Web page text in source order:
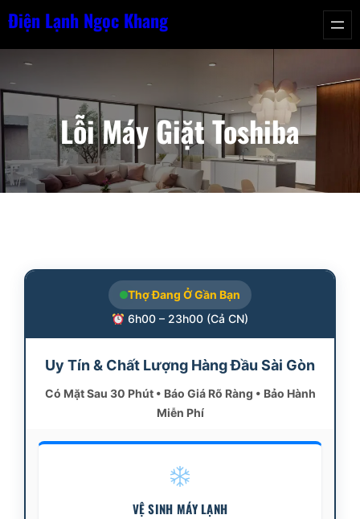
Chuyển
nội
Điện Lạnh Ngọc Khang
Lỗi Máy Giặt Toshiba
Thợ Đang Ở Gần Bạn
6h00 – 23h00 (Cả CN)
Uy Tín & Chất Lượng Hàng Đầu Sài Gòn
Có Mặt Sau 30 Phút • Báo Giá Rõ Ràng • Bảo Hành
Miễn Phí
VỆ SINH MÁY LẠNH